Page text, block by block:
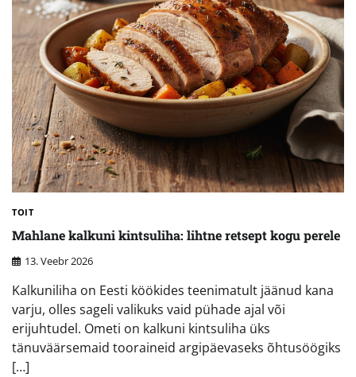
TOIT
Mahlane kalkuni kintsuliha: lihtne retsept kogu perele
13. Veebr 2026
Kalkuniliha on Eesti köökides teenimatult jäänud kana
varju, olles sageli valikuks vaid pühade ajal või
erijuhtudel. Ometi on kalkuni kintsuliha üks
tänuväärsemaid tooraineid argipäevaseks õhtusöögiks
[…]